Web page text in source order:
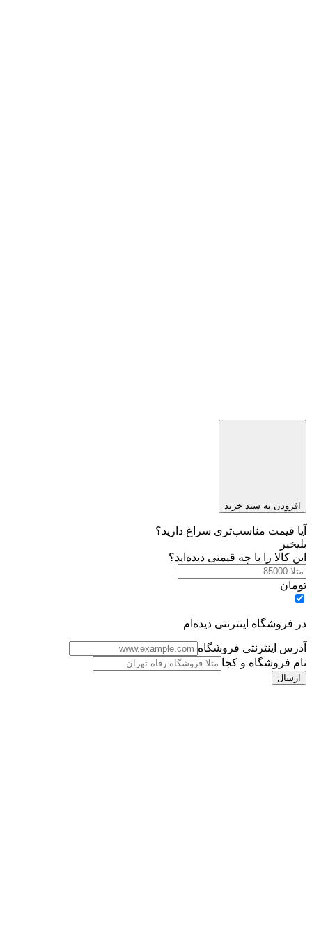
افزودن به سبد خرید
آیا قیمت مناسب‌تری سراغ دارید؟
بلیخیر
این کالا را با چه قیمتی دیده‌اید؟
تومان
در فروشگاه اینترنتی دیده‌ام
آدرس اینترنتی فروشگاه
نام فروشگاه و کجا